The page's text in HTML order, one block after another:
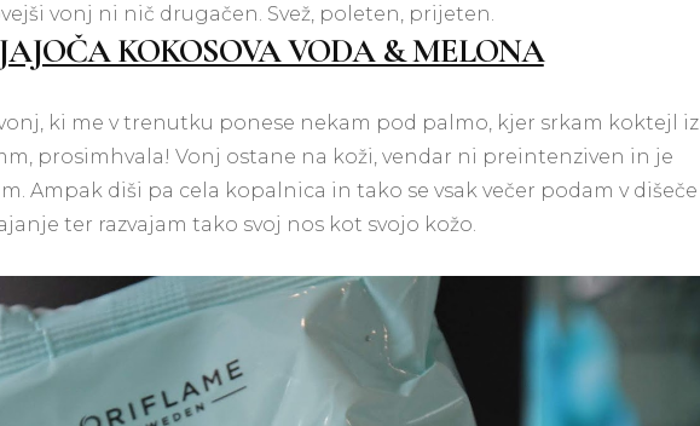
vonj ni nič drugačen. Svež, poleten, prijeten.
KOKOSOVA VODA & MELONA
ki me v trenutku ponese nekam pod palmo, kjer srkam koktejl iz
prosimhvala! Vonj ostane na koži, vendar ni preintenziven in je
Ampak diši pa cela kopalnica in tako se vsak večer podam v dišeče
ter razvajam tako svoj nos kot svojo kožo.